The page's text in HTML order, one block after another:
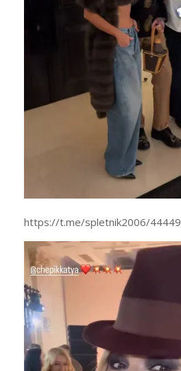
https://t.me/spletnik2006/44449